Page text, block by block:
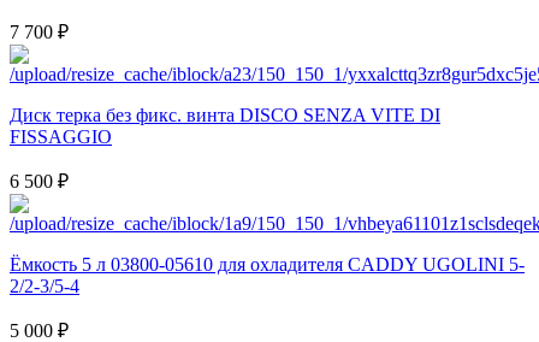
7 700 ₽
Диск терка без фикс. винта DISCO SENZA VITE DI
FISSAGGIO
6 500 ₽
Ёмкость 5 л 03800-05610 для охладителя CADDY UGOLINI 5-
2/2-3/5-4
5 000 ₽